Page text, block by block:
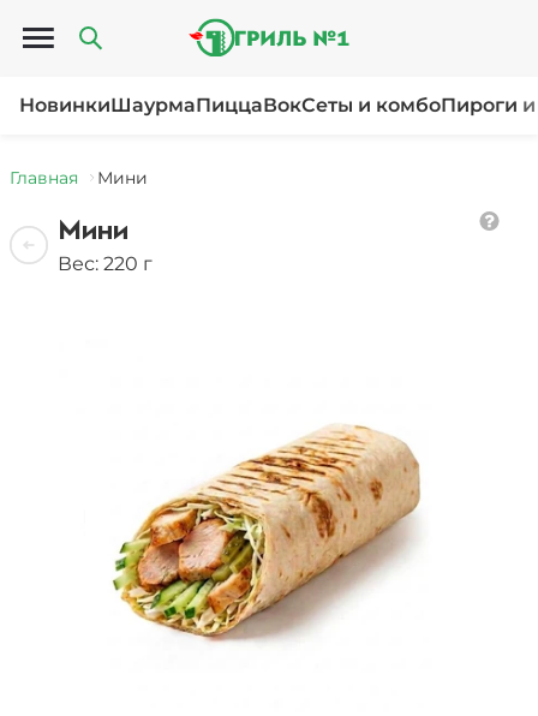
Открыть меню
НовинкиШаурмаПиццаВокСеты и комбоПироги
Главная Мини
Мини
Вес: 220 г